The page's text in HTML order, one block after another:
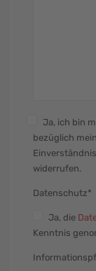
Ja, ich bin
bezüglich
widerrufen.
Datenschutz*
Ja, die
Kenntnis